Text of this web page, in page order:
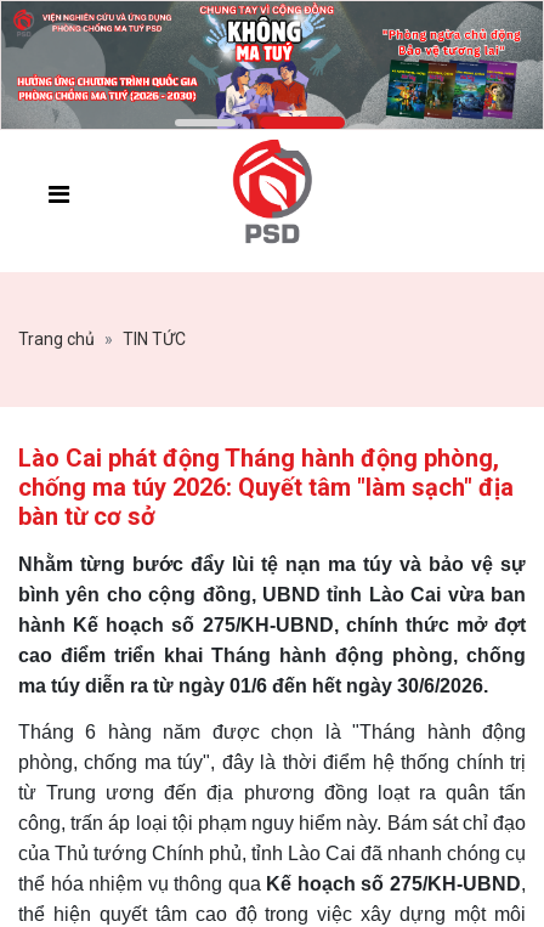
Trang chủ TIN TỨC
Lào Cai phát động Tháng hành động phòng,
chống ma túy 2026: Quyết tâm "làm sạch" địa
bàn từ cơ sở
Nhằm từng bước đẩy lùi tệ nạn ma túy và bảo vệ sự
bình yên cho cộng đồng, UBND tỉnh Lào Cai vừa ban
hành Kế hoạch số 275/KH-UBND, chính thức mở đợt
cao điểm triển khai Tháng hành động phòng, chống
ma túy diễn ra từ ngày 01/6 đến hết ngày 30/6/2026.
Tháng 6 hàng năm được chọn là "Tháng hành động
phòng, chống ma túy", đây là thời điểm hệ thống chính trị
từ Trung ương đến địa phương đồng loạt ra quân tấn
công, trấn áp loại tội phạm nguy hiểm này. Bám sát chỉ đạo
của Thủ tướng Chính phủ, tỉnh Lào Cai đã nhanh chóng cụ
thể hóa nhiệm vụ thông qua Kế hoạch số 275/KH-UBND,
thể hiện quyết tâm cao độ trong việc xây dựng một môi